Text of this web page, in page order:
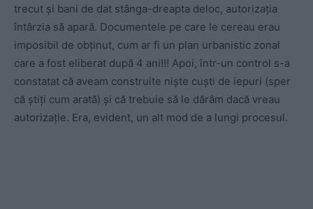
trecut și bani de dat stânga-dreapta deloc, autorizația
întârzia să apară. Documentele pe care le cereau erau
imposibil de obținut, cum ar fi un plan urbanistic zonal
care a fost eliberat după 4 ani!!! Apoi, într-un control s-a
constatat că aveam construite niște cuști de iepuri (sper
că știți cum arată) și că trebuie să le dărâm dacă vreau
autorizație. Era, evident, un alt mod de a lungi procesul.